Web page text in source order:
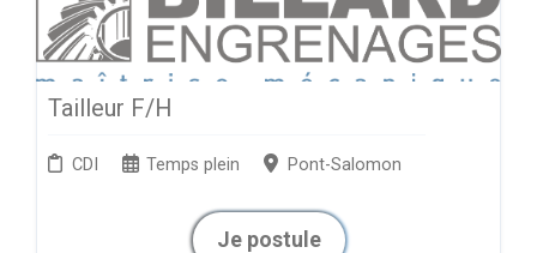
Tailleur F/H
CDI Temps plein Pont-Salomon
Je postule